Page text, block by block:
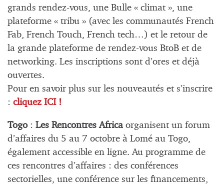
grands rendez-vous, une Bulle « climat », une
plateforme « tribu » (avec les communautés French
Fab, French Touch, French tech…) et le retour de
la grande plateforme de rendez-vous BtoB et de
networking. Les inscriptions sont d’ores et déjà
ouvertes.
Pour en savoir plus sur les nouveautés et s’inscrire
: cliquez ICI !
Togo : Les Rencontres Africa organisent un forum
d’affaires du 5 au 7 octobre à Lomé au Togo,
également accessible en ligne. Au programme de
ces rencontres d’affaires : des conférences
sectorielles, une conférence sur les financements,